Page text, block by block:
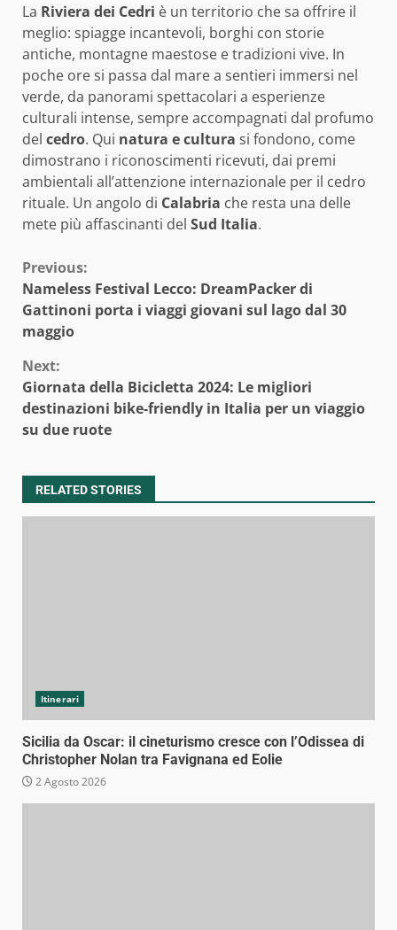
La Riviera dei Cedri è un territorio che sa offrire il
meglio: spiagge incantevoli, borghi con storie
antiche, montagne maestose e tradizioni vive. In
poche ore si passa dal mare a sentieri immersi nel
verde, da panorami spettacolari a esperienze
culturali intense, sempre accompagnati dal profumo
del cedro. Qui natura e cultura si fondono, come
dimostrano i riconoscimenti ricevuti, dai premi
ambientali all’attenzione internazionale per il cedro
rituale. Un angolo di Calabria che resta una delle
mete più affascinanti del Sud Italia.
Continue
Reading
Previous:
Nameless Festival Lecco: DreamPacker di
Gattinoni porta i viaggi giovani sul lago dal 30
maggio
Next:
Giornata della Bicicletta 2024: Le migliori
destinazioni bike-friendly in Italia per un viaggio
su due ruote
RELATED STORIES
Itinerari
Sicilia da Oscar: il cineturismo cresce con l’Odissea di
Christopher Nolan tra Favignana ed Eolie
2 Agosto 2026